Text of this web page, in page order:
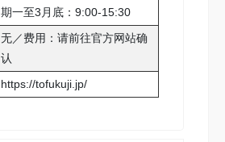
期一至3月底：9:00-15:30
无／费用：请前往官方网站确
认
https://tofukuji.jp/